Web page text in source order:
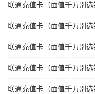
联通充值卡（面值千万别
联通充值卡（面值千万别
联通充值卡（面值千万别
联通充值卡（面值千万别
联通充值卡（面值千万别